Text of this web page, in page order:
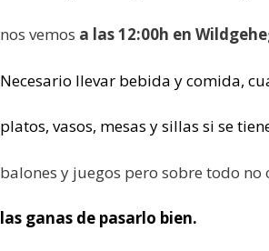
nos vemos a las 12:00h en
Necesario llevar bebida y comida,
platos, vasos, mesas y sillas si se
balones y juegos pero sobre todo no
las ganas de pasarlo bien.